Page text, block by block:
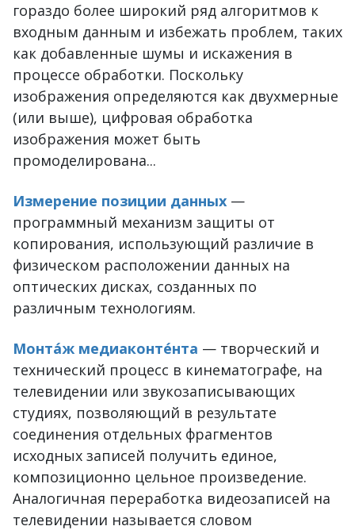
гораздо более широкий ряд алгоритмов к
входным данным и избежать проблем, таких
как добавленные шумы и искажения в
процессе обработки. Поскольку
изображения определяются как двухмерные
(или выше), цифровая обработка
изображения может быть
промоделирована...
Измерение позиции данных —
программный механизм защиты от
копирования, использующий различие в
физическом расположении данных на
оптических дисках, созданных по
различным технологиям.
Монта́ж медиаконте́нта — творческий и
технический процесс в кинематографе, на
телевидении или звукозаписывающих
студиях, позволяющий в результате
соединения отдельных фрагментов
исходных записей получить единое,
композиционно цельное произведение.
Аналогичная переработка видеозаписей на
телевидении называется словом